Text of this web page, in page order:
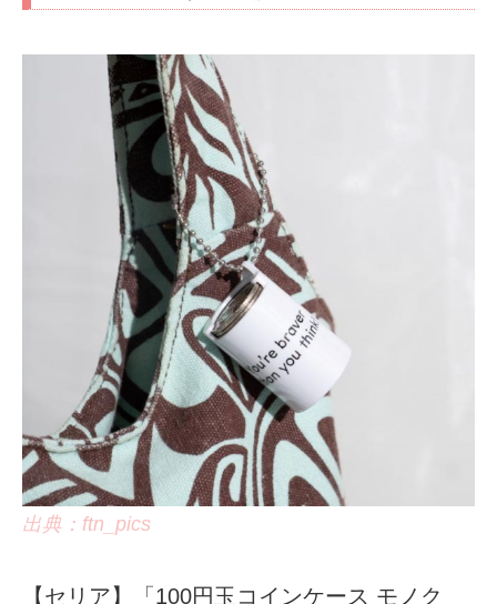
出典：ftn_pics
【セリア】「100円玉コインケース モノク